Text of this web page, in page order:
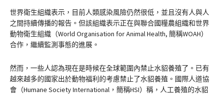
世界衛生組織表示，目前人類感染風險仍然很低，並且沒有人與人
之間持續傳播的報告。但該組織表示正在與聯合國糧農組織和世界
動物衛生組織（World Organisation for Animal Health, 簡稱WOAH）
合作，繼續監測事態的進展。
然而，一些人認為現在是時候在全球範圍內禁止水貂養殖了。已有
越來越多的國家出於動物福利的考慮禁止了水貂養殖。國際人道協
會（Humane Society International，簡稱HSI）稱，人工養殖的水貂